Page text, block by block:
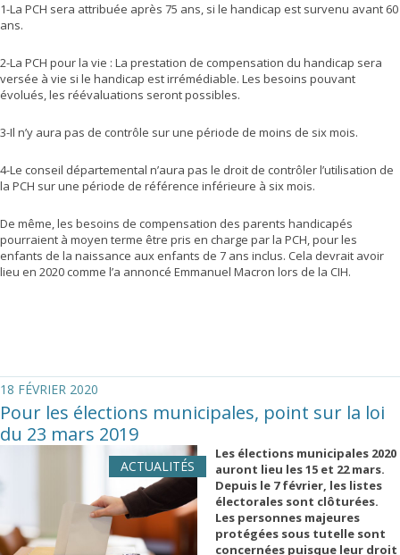
1-La PCH sera attribuée après 75 ans, si le handicap est survenu avant 60
ans.
2-La PCH pour la vie : La prestation de compensation du handicap sera
versée à vie si le handicap est irrémédiable. Les besoins pouvant
évolués, les réévaluations seront possibles.
3-Il n’y aura pas de contrôle sur une période de moins de six mois.
4-Le conseil départemental n’aura pas le droit de contrôler l’utilisation de
la PCH sur une période de référence inférieure à six mois.
De même, les besoins de compensation des parents handicapés
pourraient à moyen terme être pris en charge par la PCH, pour les
enfants de la naissance aux enfants de 7 ans inclus. Cela devrait avoir
lieu en 2020 comme l’a annoncé Emmanuel Macron lors de la CIH.
18 FÉVRIER 2020
Pour les élections municipales, point sur la loi
du 23 mars 2019
ACTUALITÉS
Les élections municipales 2020
auront lieu les 15 et 22 mars.
Depuis le 7 février, les listes
électorales sont clôturées.
Les personnes majeures
protégées sous tutelle sont
concernées puisque leur droit